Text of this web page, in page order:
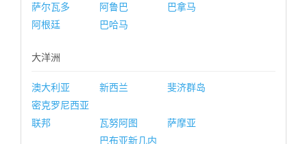
萨尔瓦多
阿鲁巴
巴拿马
阿根廷
巴哈马
大洋洲
澳大利亚 新西兰
斐济群岛
密克罗尼西亚
联邦
瓦努阿图 萨摩亚
巴布亚新几内